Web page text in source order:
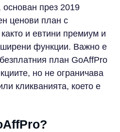
основан през 2019
ценови план с
и евтини премиум и
функции. Важно е
план GoAffPro
но не ограничава
кликванията, което е